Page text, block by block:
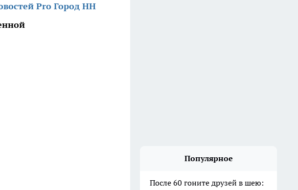
Pro Город НН
Популярное
После 60 гоните друзей в шею: